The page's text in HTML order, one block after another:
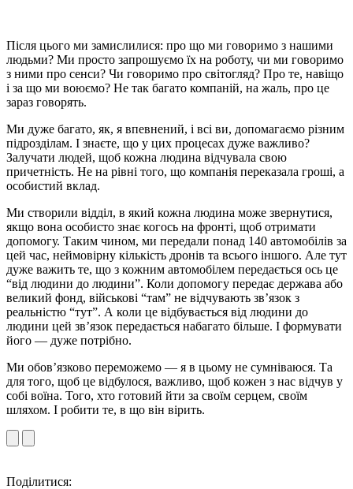
Після цього ми замислилися: про що ми говоримо з нашими
людьми? Ми просто запрошуємо їх на роботу, чи ми говоримо
з ними про сенси? Чи говоримо про світогляд? Про те, навіщо
і за що ми воюємо? Не так багато компаній, на жаль, про це
зараз говорять.
Ми дуже багато, як, я впевнений, і всі ви, допомагаємо різним
підрозділам. І знаєте, що у цих процесах дуже важливо?
Залучати людей, щоб кожна людина відчувала свою
причетність. Не на рівні того, що компанія переказала гроші, а
особистий вклад.
Ми створили відділ, в який кожна людина може звернутися,
якщо вона особисто знає когось на фронті, щоб отримати
допомогу. Таким чином, ми передали понад 140 автомобілів за
цей час, неймовірну кількість дронів та всього іншого. Але тут
дуже важить те, що з кожним автомобілем передається ось це
“від людини до людини”. Коли допомогу передає держава або
великий фонд, військові “там” не відчувають зв’язок з
реальністю “тут”. А коли це відбувається від людини до
людини цей зв’язок передається набагато більше. І формувати
його — дуже потрібно.
Ми обов’язково переможемо — я в цьому не сумніваюся. Та
для того, щоб це відбулося, важливо, щоб кожен з нас відчув у
собі воїна. Того, хто готовий йти за своїм серцем, своїм
шляхом. І робити те, в що він вірить.
Поділитися: